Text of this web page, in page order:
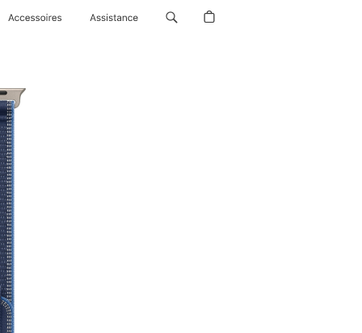
Accessoires Assistance